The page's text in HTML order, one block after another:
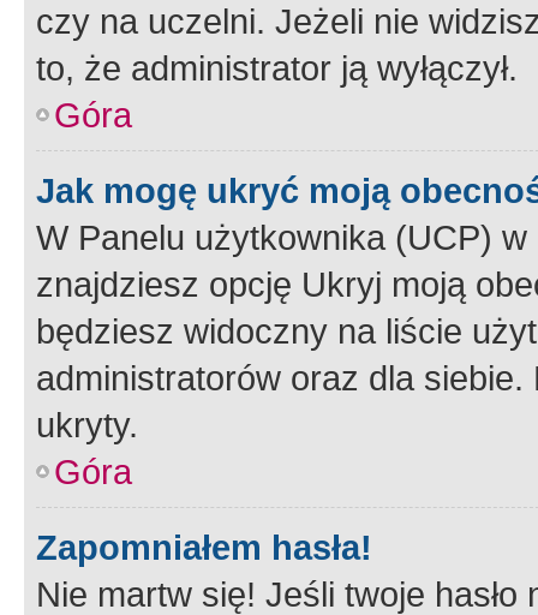
czy na uczelni. Jeżeli nie
to, że administrator ją wyłączył.
Góra
Jak mogę ukryć moją
W Panelu użytkownika (UCP) w
znajdziesz opcję Ukryj moją
będziesz widoczny na liście
administratorów oraz dla
ukryty.
Góra
Zapomniałem hasła!
Nie martw się! Jeśli twoje